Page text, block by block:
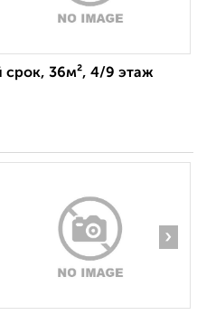
срок, 36м², 4/9 этаж
›